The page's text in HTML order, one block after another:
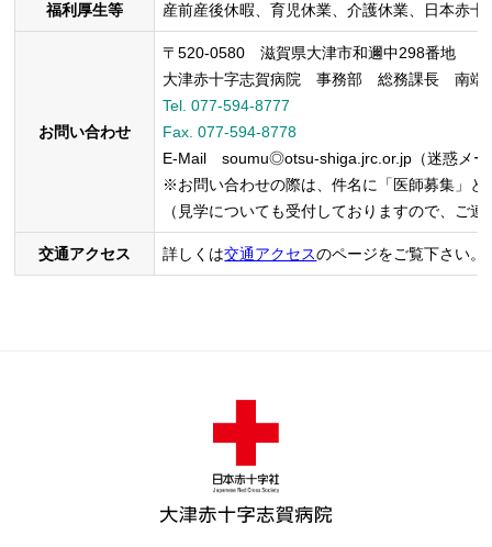
福利厚生等 産前産後休暇、育児休業、介護休業、日本赤
お問い合わせ
〒520-0580 滋賀県大津市和邇中298番地
大津赤十字志賀病院 事務部 総務課長 南端
Tel. 077-594-8777
Fax. 077-594-8778
E-Mail soumu◎otsu-shiga.jrc.or.jp（迷惑メー
※お問い合わせの際は、件名に「医師募集」と
（見学についても受付しておりますので、ご
交通アクセス 詳しくは交通アクセスのページをご覧下さい。